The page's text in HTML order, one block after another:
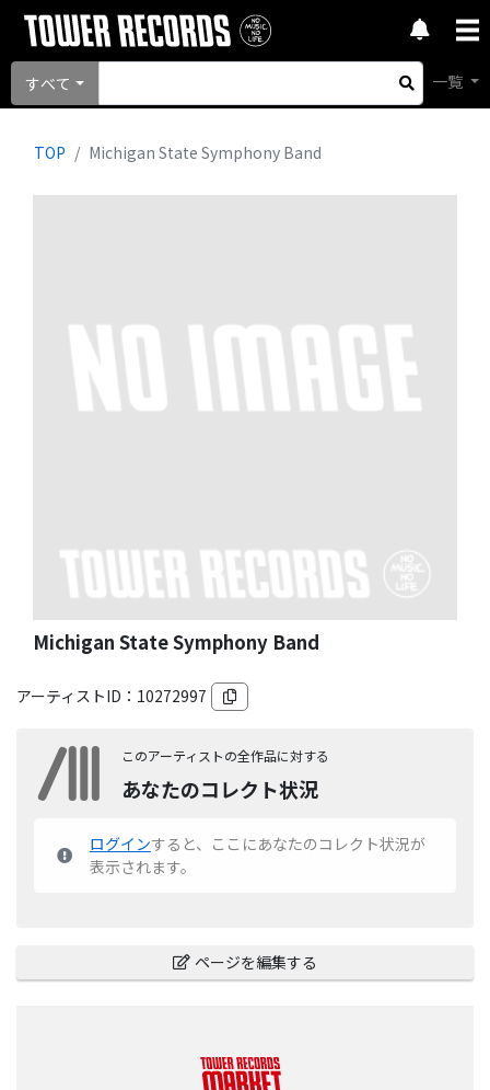
すべて 一覧
TOP Michigan State Symphony Band
Michigan State Symphony Band
アーティストID： 10272997
このアーティストの全作品に対する
あなたのコレクト状況
ログインすると、ここにあなたのコレクト状況が
表示されます。
ページを編集する